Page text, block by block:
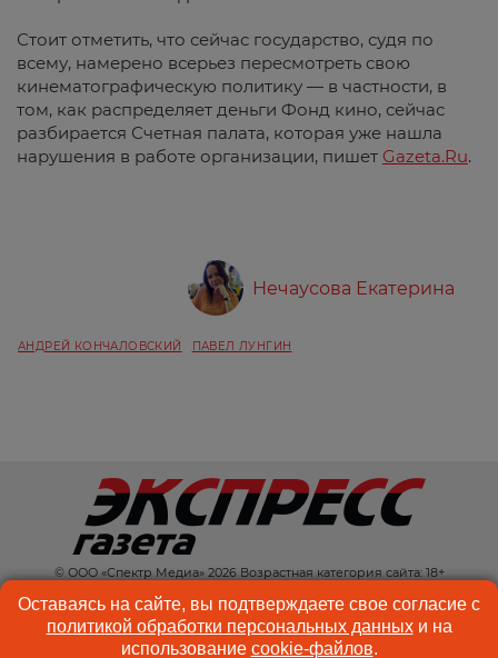
Стоит отметить, что сейчас государство, судя по
всему, намерено всерьез пересмотреть свою
кинематографическую политику — в частности, в
том, как распределяет деньги Фонд кино, сейчас
разбирается Счетная палата, которая уже нашла
нарушения в работе организации, пишет Gazeta.Ru.
Нечаусова Екатерина
АНДРЕЙ КОНЧАЛОВСКИЙ ПАВЕЛ ЛУНГИН
© ООО «Спектр Медиа» 2026 Возрастная категория сайта: 18+
КОНТАКТЫ
РЕКЛАМА
КУКИ-ФАЙЛЫ
ПОЛЬЗОВАТЕЛЬСКОЕ
Оставаясь на сайте, вы подтверждаете свое согласие с
политикой обработки персональных данныхи на
использование cookie-файлов.